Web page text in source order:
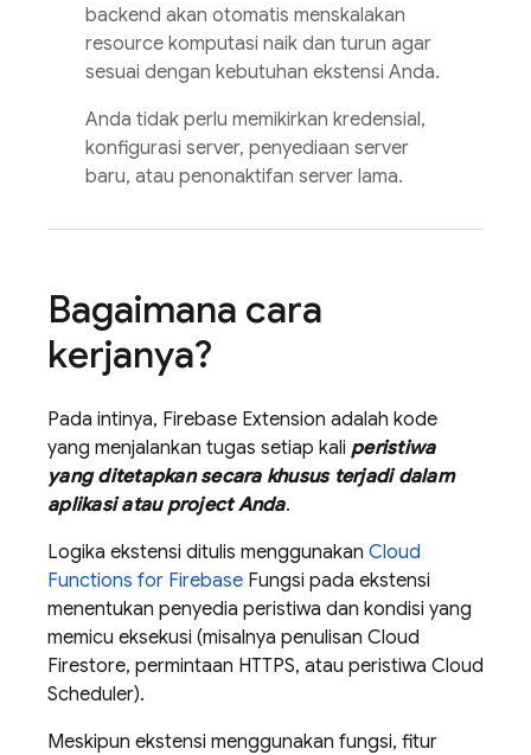
backend akan otomatis menskalakan
resource komputasi naik dan turun agar
sesuai dengan kebutuhan ekstensi Anda.
Anda tidak perlu memikirkan kredensial,
konfigurasi server, penyediaan server
baru, atau penonaktifan server lama.
Bagaimana cara
kerjanya?
Pada intinya, Firebase Extension adalah kode
yang menjalankan tugas setiap kali peristiwa
yang ditetapkan secara khusus terjadi dalam
aplikasi atau project Anda.
Logika ekstensi ditulis menggunakan Cloud
Functions for Firebase Fungsi pada ekstensi
menentukan penyedia peristiwa dan kondisi yang
memicu eksekusi (misalnya penulisan Cloud
Firestore, permintaan HTTPS, atau peristiwa Cloud
Scheduler).
Meskipun ekstensi menggunakan fungsi, fitur